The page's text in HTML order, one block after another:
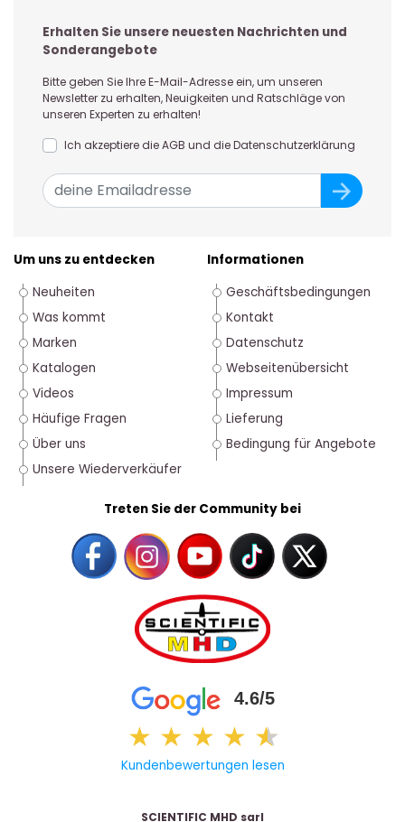
Erhalten Sie unsere neuesten Nachrichten und
Sonderangebote
Bitte geben Sie Ihre E-Mail-Adresse ein, um unseren
Newsletter zu erhalten, Neuigkeiten und Ratschläge von
unseren Experten zu erhalten!
Ich akzeptiere die AGB und die Datenschutzerklärung
Um uns zu entdecken
Neuheiten
Was kommt
Marken
Katalogen
Videos
Häufige Fragen
Über uns
Unsere Wiederverkäufer
Treten Sie der Community bei
4.6/5
★ ★ ★ ★ ★
★
Kundenbewertungen lesen
Informationen
Geschäftsbedingungen
Kontakt
Datenschutz
Webseitenübersicht
Impressum
Lieferung
Bedingung für Angebote
SCIENTIFIC MHD sarl